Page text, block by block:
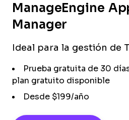
ManageEngine
Manager
Ideal para la gestión de
Prueba gratuita de 30
plan gratuito disponible
Desde $199/año